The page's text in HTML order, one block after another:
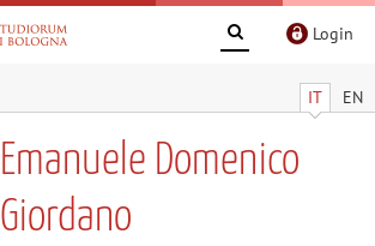
Login
IT EN
Emanuele Domenico
Giordano